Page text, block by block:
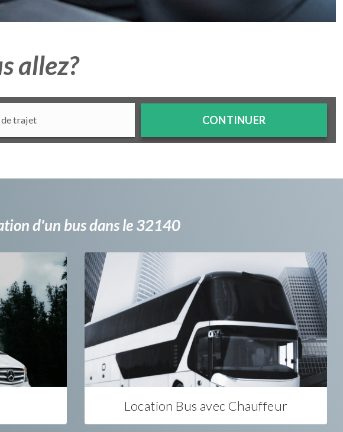
allez?
CONTINUER
d'un bus dans le 32140
Location Bus avec Chauffeur